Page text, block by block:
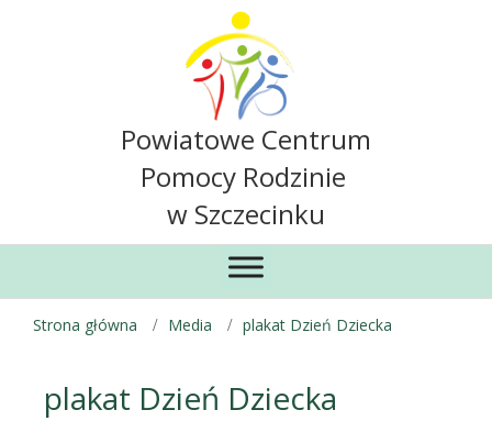
Powiatowe Centrum
Pomocy Rodzinie
w Szczecinku
Strona główna Media plakat Dzień Dziecka
plakat Dzień Dziecka